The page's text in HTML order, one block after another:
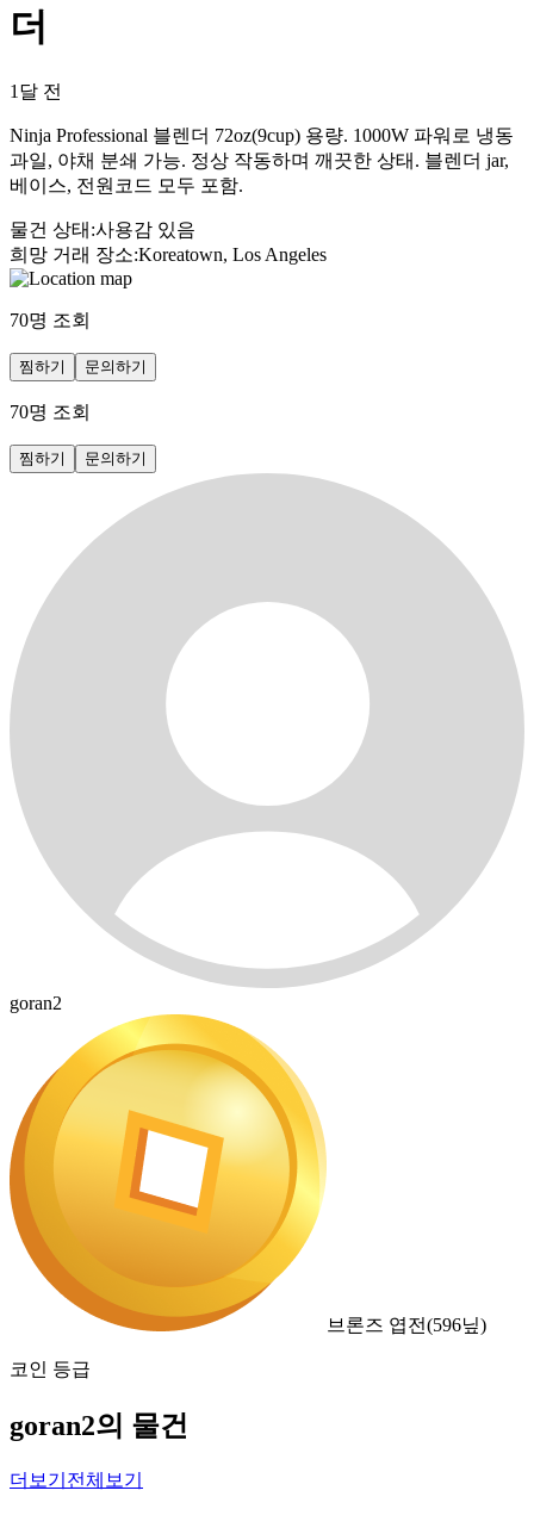
더
1달 전
Ninja Professional 블렌더 72oz(9cup) 용량. 1000W 파워로 냉동
과일, 야채 분쇄 가능. 정상 작동하며 깨끗한 상태. 블렌더 jar,
베이스, 전원코드 모두 포함.
물건 상태 :사용감 있음
희망 거래 장소:Koreatown, Los Angeles
70명 조회
찜하기 문의하기
70명 조회
찜하기 문의하기
goran2
브론즈 엽전(596닢)
코인 등급
goran2의 물건
더보기 전체보기